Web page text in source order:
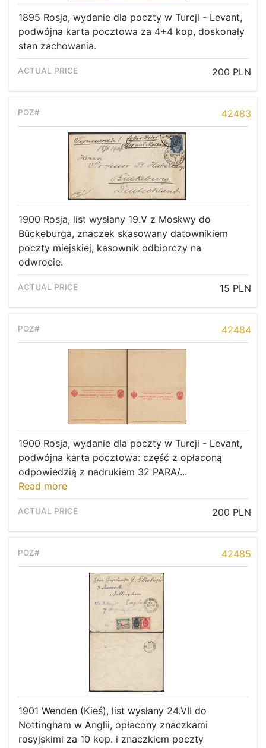
1895 Rosja, wydanie dla poczty w Turcji - Levant,
podwójna karta pocztowa za 4+4 kop, doskonały
stan zachowania.
200 PLN
42483
1900 Rosja, list wysłany 19.V z Moskwy do
Bückeburga, znaczek skasowany datownikiem
poczty miejskiej, kasownik odbiorczy na
odwrocie.
15 PLN
42484
1900 Rosja, wydanie dla poczty w Turcji - Levant,
podwójna karta pocztowa: część z opłaconą
odpowiedzią z nadrukiem 32 PARA/...
Read more
200 PLN
42485
1901 Wenden (Kieś), list wysłany 24.VII do
Nottingham w Anglii, opłacony znaczkami
rosyjskimi za 10 kop. i znaczkiem poczty